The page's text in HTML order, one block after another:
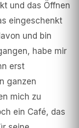
und das Öffnen
eingeschenkt
und bin
habe mir
erst
ganzen
mich zu
ein Café, das